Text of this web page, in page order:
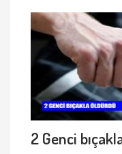
2 Genci